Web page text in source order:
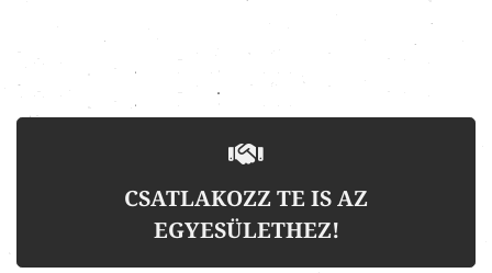
CSATLAKOZZ TE IS AZ
EGYESÜLETHEZ!